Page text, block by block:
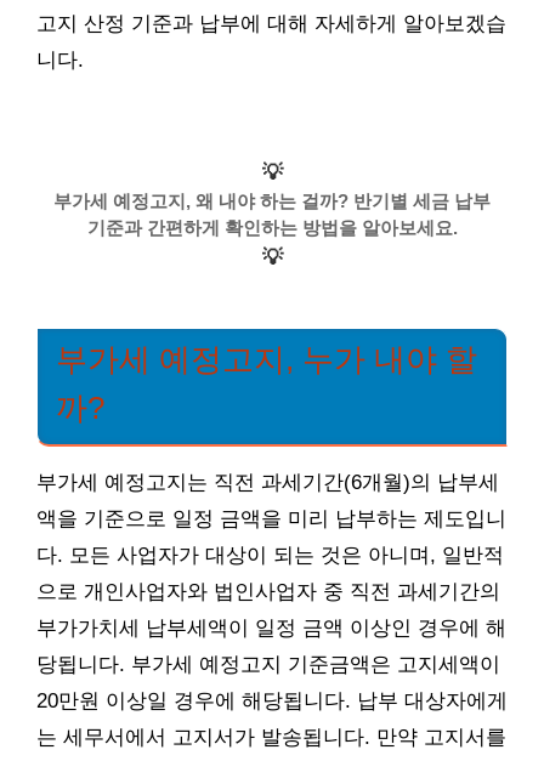
고지 산정 기준과 납부에 대해 자세하게 알아보겠습
니다.
💡
부가세 예정고지, 왜 내야 하는 걸까? 반기별 세금 납부
기준과 간편하게 확인하는 방법을 알아보세요.
💡
부가세 예정고지, 누가 내야 할
까?
부가세 예정고지는 직전 과세기간(6개월)의 납부세
액을 기준으로 일정 금액을 미리 납부하는 제도입니
다. 모든 사업자가 대상이 되는 것은 아니며, 일반적
으로 개인사업자와 법인사업자 중 직전 과세기간의
부가가치세 납부세액이 일정 금액 이상인 경우에 해
당됩니다. 부가세 예정고지 기준금액은 고지세액이
20만원 이상일 경우에 해당됩니다. 납부 대상자에게
는 세무서에서 고지서가 발송됩니다. 만약 고지서를